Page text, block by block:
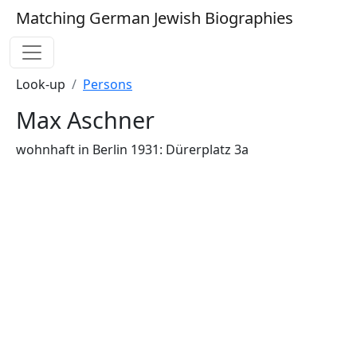
Matching German Jewish Biographies
Look-up Persons
Max Aschner
wohnhaft in Berlin 1931: Dürerplatz 3a